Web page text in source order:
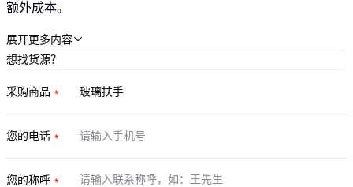
额外成本。
展开更多内容
想找货源？
采购商品
您的电话
您的称呼